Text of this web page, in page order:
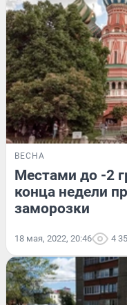
ВЕСНА
Местами до -2
конца недели
заморозки
18 мая, 2022, 20:46 4